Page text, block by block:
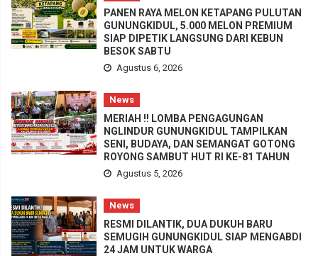
PANEN RAYA MELON KETAPANG PULUTAN
GUNUNGKIDUL, 5.000 MELON PREMIUM
SIAP DIPETIK LANGSUNG DARI KEBUN
BESOK SABTU
Agustus 6, 2026
News
MERIAH !! LOMBA PENGAGUNGAN
NGLINDUR GUNUNGKIDUL TAMPILKAN
SENI, BUDAYA, DAN SEMANGAT GOTONG
ROYONG SAMBUT HUT RI KE-81 TAHUN
Agustus 5, 2026
News
RESMI DILANTIK, DUA DUKUH BARU
SEMUGIH GUNUNGKIDUL SIAP MENGABDI
24 JAM UNTUK WARGA